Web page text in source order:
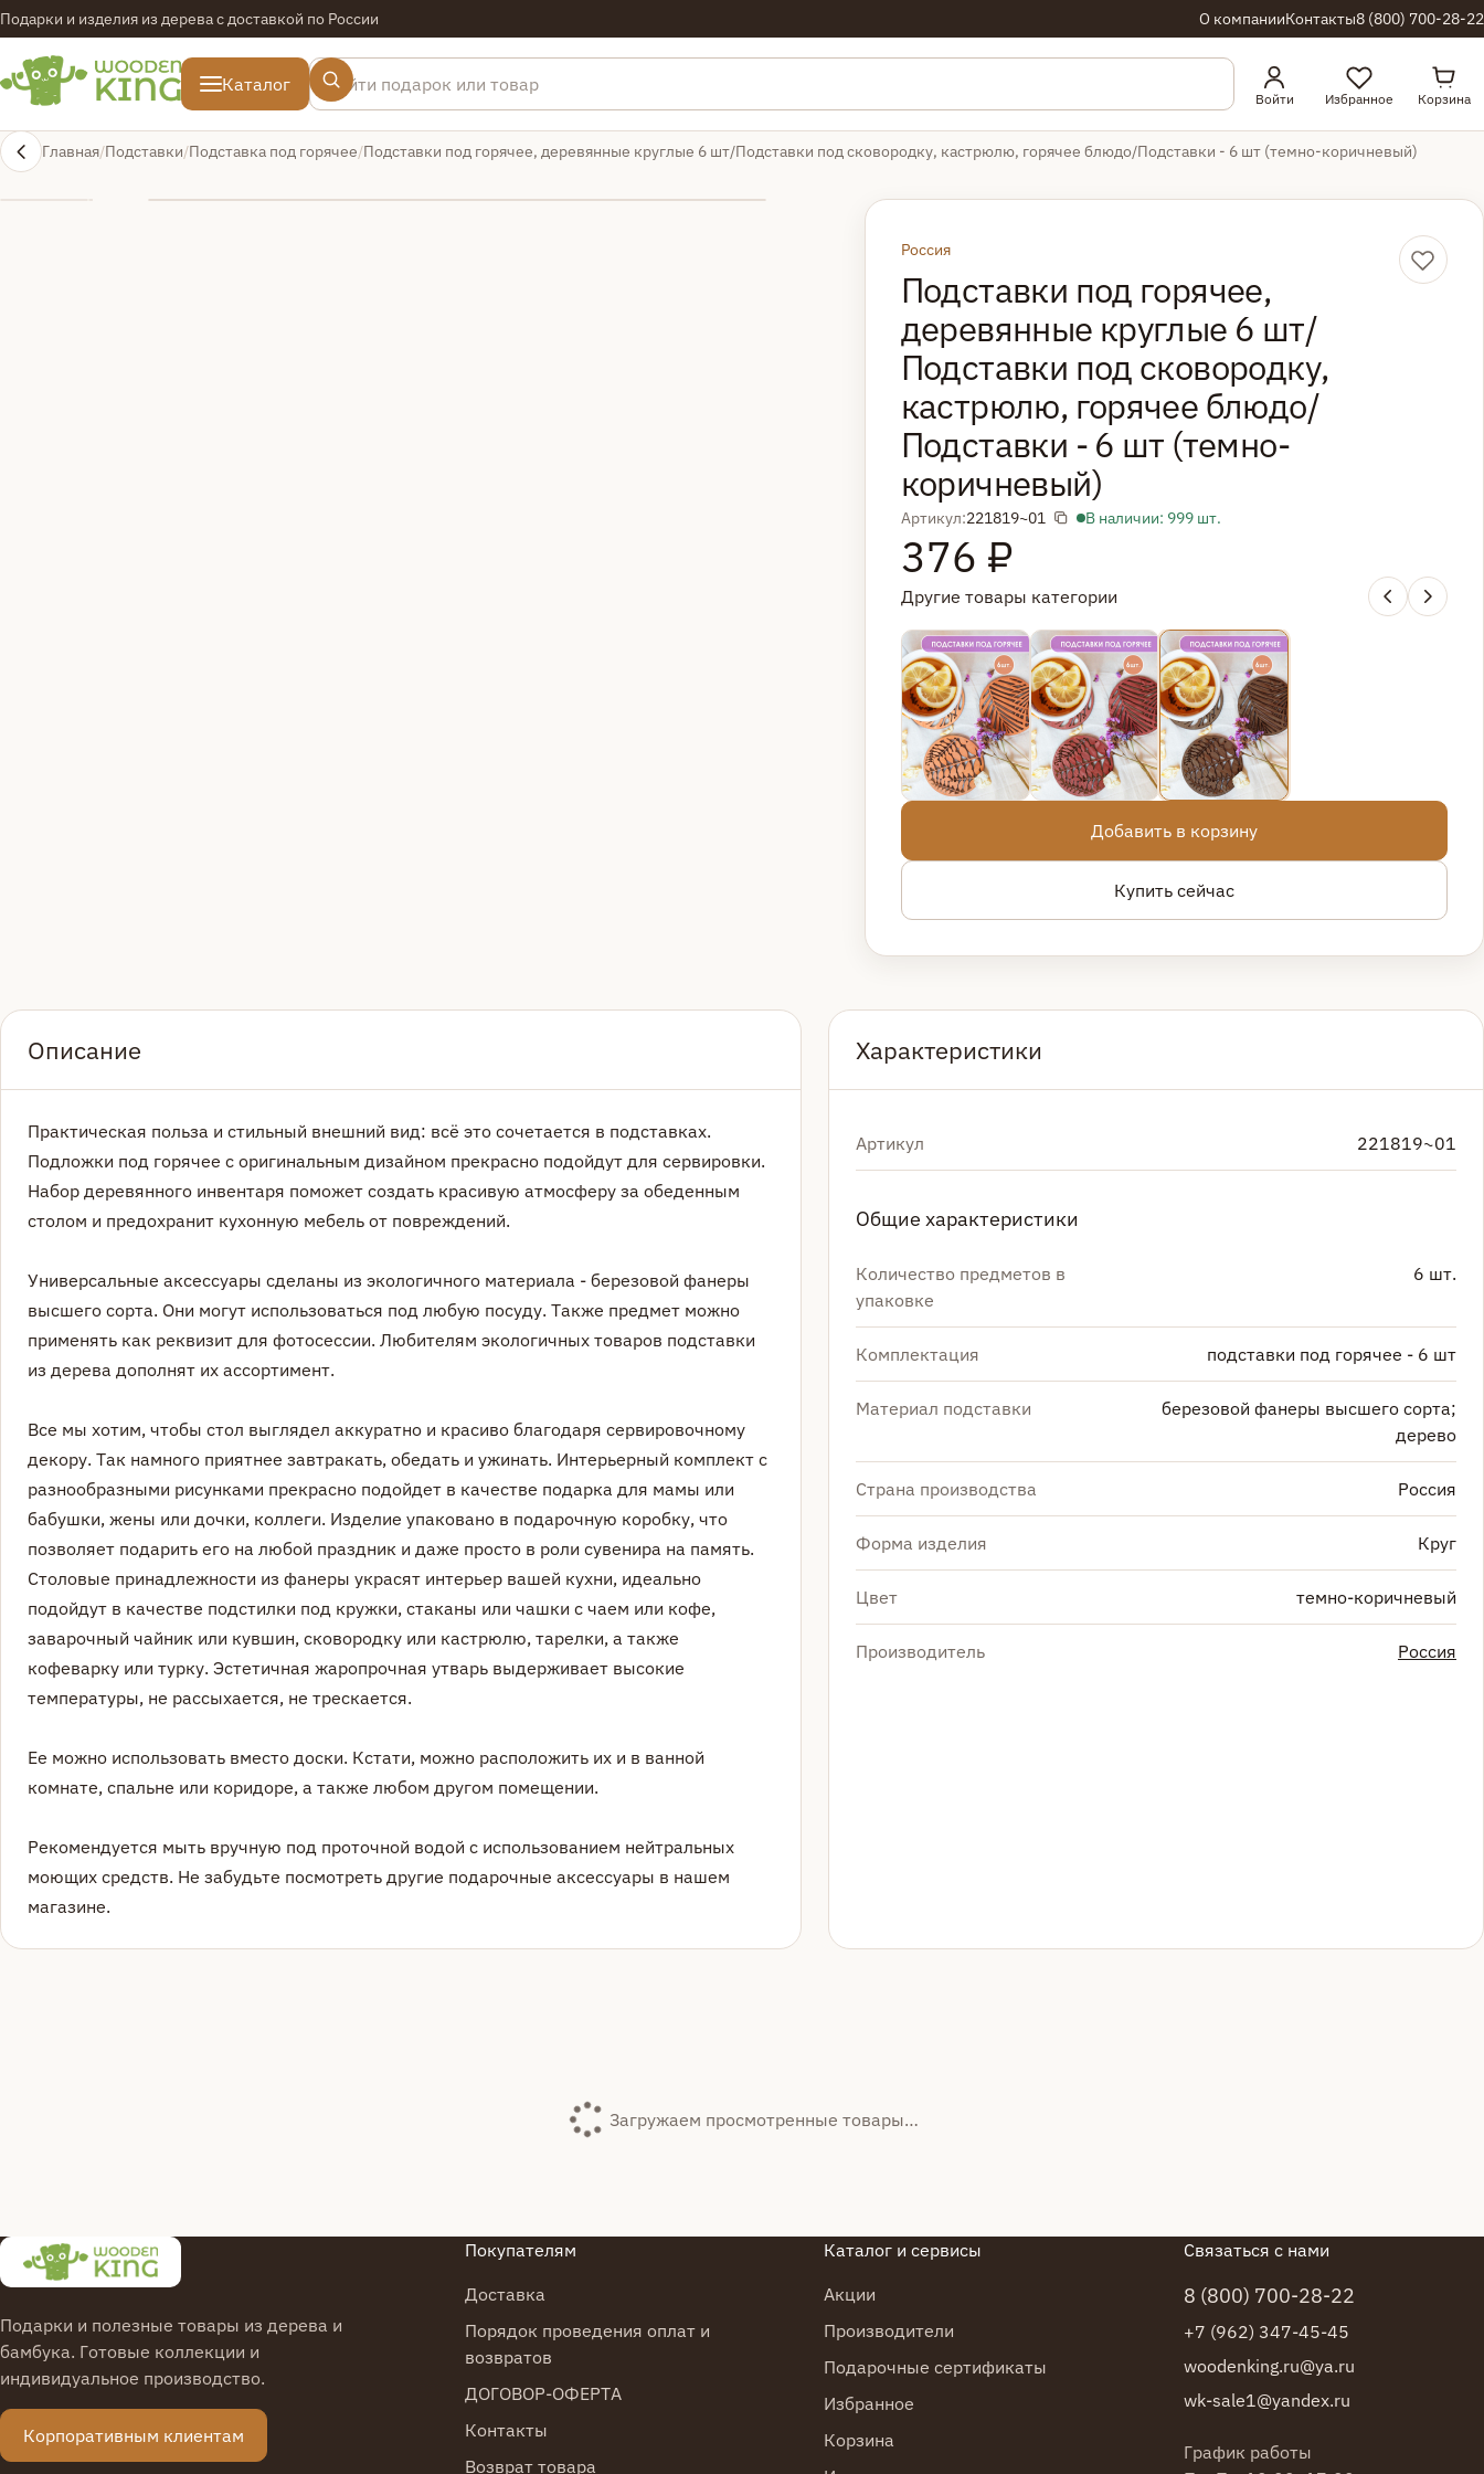
Подарки и изделия из дерева с доставкой по России О компанииКонтакты8 (800) 700-28-22
Каталог
Поиск по товарам
Войти Избранное Корзина
Главная Подставки Подставка под горячее Подставки под горячее, деревянные круглые 6 шт/Подставки под сковородку, кастрюлю, горячее блюдо/Подставки - 6 шт (темно-коричневый)
Россия
Подставки под горячее,
деревянные круглые 6 шт/
Подставки под сковородку,
кастрюлю, горячее блюдо/
Подставки - 6 шт (темно-
коричневый)
Артикул:221819~01 В наличии: 999 шт.
376 ₽
Другие товары категории
Добавить в корзину
Купить сейчас
Описание
Практическая польза и стильный внешний вид: всё это сочетается в подставках.
Подложки под горячее с оригинальным дизайном прекрасно подойдут для сервировки.
Набор деревянного инвентаря поможет создать красивую атмосферу за обеденным
столом и предохранит кухонную мебель от повреждений.
Универсальные аксессуары сделаны из экологичного материала - березовой фанеры
высшего сорта. Они могут использоваться под любую посуду. Также предмет можно
применять как реквизит для фотосессии. Любителям экологичных товаров подставки
из дерева дополнят их ассортимент.
Все мы хотим, чтобы стол выглядел аккуратно и красиво благодаря сервировочному
декору. Так намного приятнее завтракать, обедать и ужинать. Интерьерный комплект с
разнообразными рисунками прекрасно подойдет в качестве подарка для мамы или
бабушки, жены или дочки, коллеги. Изделие упаковано в подарочную коробку, что
позволяет подарить его на любой праздник и даже просто в роли сувенира на память.
Столовые принадлежности из фанеры украсят интерьер вашей кухни, идеально
подойдут в качестве подстилки под кружки, стаканы или чашки с чаем или кофе,
заварочный чайник или кувшин, сковородку или кастрюлю, тарелки, а также
кофеварку или турку. Эстетичная жаропрочная утварь выдерживает высокие
температуры, не рассыхается, не трескается.
Ее можно использовать вместо доски. Кстати, можно расположить их и в ванной
комнате, спальне или коридоре, а также любом другом помещении.
Рекомендуется мыть вручную под проточной водой с использованием нейтральных
моющих средств. Не забудьте посмотреть другие подарочные аксессуары в нашем
магазине.
Характеристики
Артикул 221819~01
Общие характеристики
Количество предметов в
упаковке
6 шт.
Комплектация подставки под горячее - 6 шт
Материал подставки
березовой фанеры высшего сорта;
дерево
Страна производства Россия
Форма изделия Круг
Цвет темно-коричневый
Производитель Россия
Загружаем просмотренные товары…
Подарки и полезные товары из дерева и
бамбука. Готовые коллекции и
индивидуальное производство.
Корпоративным клиентам
Покупателям
Доставка
Порядок проведения оплат и
возвратов
ДОГОВОР-ОФЕРТА
Контакты
Возврат товара
Каталог и сервисы
Акции
Производители
Подарочные сертификаты
Избранное
Корзина
Связаться с нами
8 (800) 700-28-22
+7 (962) 347-45-45
woodenking.ru@ya.ru
wk-sale1@yandex.ru
График работы